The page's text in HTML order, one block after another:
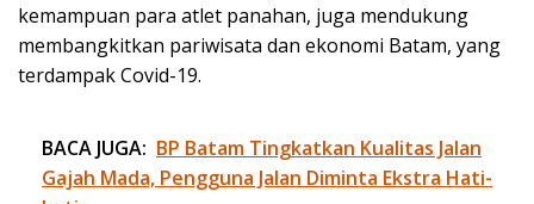
kemampuan para atlet panahan, juga mendukung
membangkitkan pariwisata dan ekonomi Batam, yang
terdampak Covid-19.
BACA JUGA: BP Batam Tingkatkan Kualitas Jalan
Gajah Mada, Pengguna Jalan Diminta Ekstra Hati-